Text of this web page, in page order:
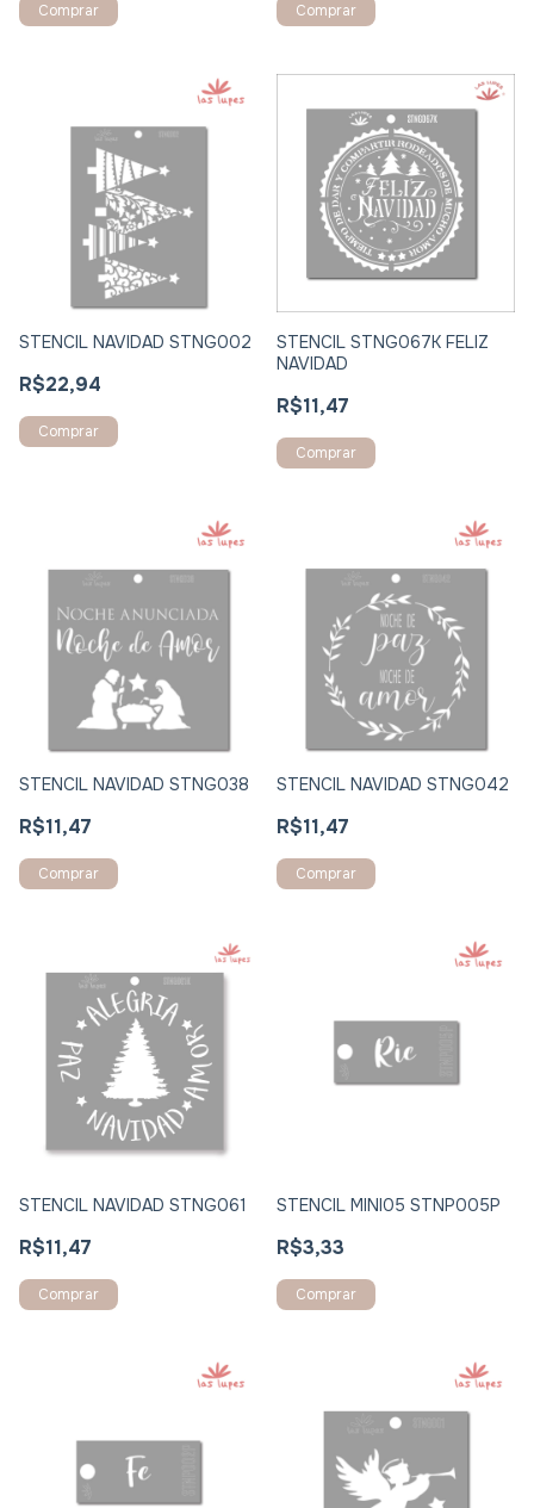
Comprar Comprar
STENCIL NAVIDAD STNG002
R$22,94
Comprar
STENCIL STNG067K FELIZ
NAVIDAD
R$11,47
STENCIL NAVIDAD STNG038
R$11,47
Comprar
STENCIL NAVIDAD STNG042
R$11,47
Comprar
STENCIL NAVIDAD STNG061
R$11,47
Comprar
STENCIL MINI05 STNP005P
R$3,33
Comprar